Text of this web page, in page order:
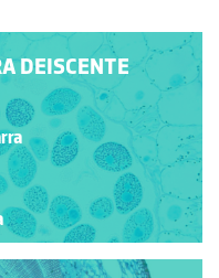
DEISCENTE